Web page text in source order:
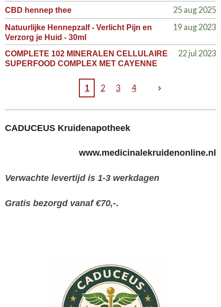
CBD hennep thee 25 aug 2025
Natuurlijke Hennepzalf - Verlicht Pijn en
Verzorg je Huid - 30ml
19 aug 2023
COMPLETE 102 MINERALEN CELLULAIRE
SUPERFOOD COMPLEX MET CAYENNE
22 jul 2023
1 2 3 4
CADUCEUS Kruidenapotheek
www.medicinalekruidenonline.nl
Verwachte levertijd is 1-3 werkdagen
Gratis bezorgd vanaf €70,-.